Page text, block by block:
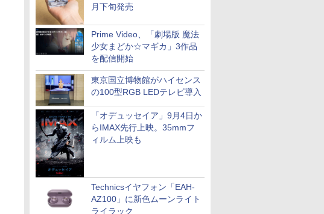
月下旬発売
Prime Video、「劇場版 魔法
少女まどか☆マギカ」3作品
を配信開始
東京国立博物館がハイセンス
の100型RGB LEDテレビ導入
「オデュッセイア」9月4日か
らIMAX先行上映。35mmフ
ィルム上映も
Technicsイヤフォン「EAH-
AZ100」に新色ムーンライト
ライラック